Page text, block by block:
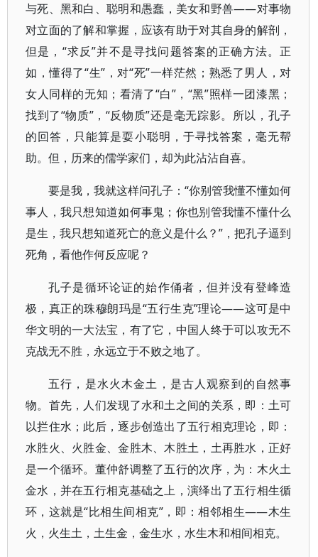
与死、黑和白、聪明和愚蠢，美女和野兽——对事物
对立面的了解和掌握，应该有助于对其自身的解剖，
但是，“求反”并不是寻找问题答案的正确方法。正
如，懂得了“生”，对“死”一样茫然；熟悉了男人，对
女人同样的无知；看清了“白”，“黑”照样一团漆黑；
找到了“物质”，“反物质”还是毫无踪影。所以，孔子
的回答，只能算是耍小聪明，于寻找答案，毫无帮
助。但，历来的儒学家们，却为此沾沾自喜。
要是我，我就这样问孔子：“你别管我懂不懂如何
事人，我只想知道如何事鬼；你也别管我懂不懂什么
是生，我只想知道死亡的意义是什么？”，把孔子逼到
死角，看他作何反应呢？
孔子是循环论证的始作俑者，但并没有登峰造
极，真正的珠穆朗玛是“五行生克”理论——这可是中
华文明的一大法宝，有了它，中国人终于可以攻无不
克战无不胜，永远立于不败之地了。
五行，是水火木金土，是古人观察到的自然事
物。首先，人们发现了水和土之间的关系，即：土可
以拦住水；此后，逐步创造出了五行相克理论，即：
水胜火、火胜金、金胜木、木胜土，土再胜水，正好
是一个循环。董仲舒调整了五行的次序，为：木火土
金水，并在五行相克基础之上，演绎出了五行相生循
环，这就是“比相生间相克”，即：相邻相生——木生
火，火生土，土生金，金生水，水生木和相间相克。